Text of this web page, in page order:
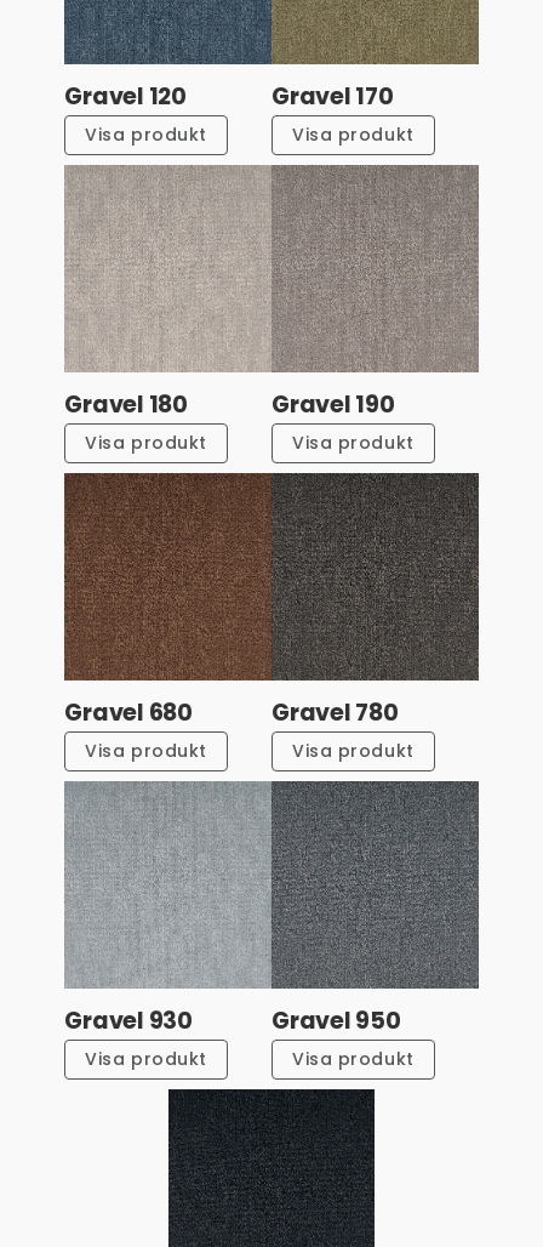
Gravel 120
Visa produkt
Gravel 170
Visa produkt
Gravel 180
Visa produkt
Gravel 190
Visa produkt
Gravel 680
Visa produkt
Gravel 780
Visa produkt
Gravel 930
Visa produkt
Gravel 950
Visa produkt